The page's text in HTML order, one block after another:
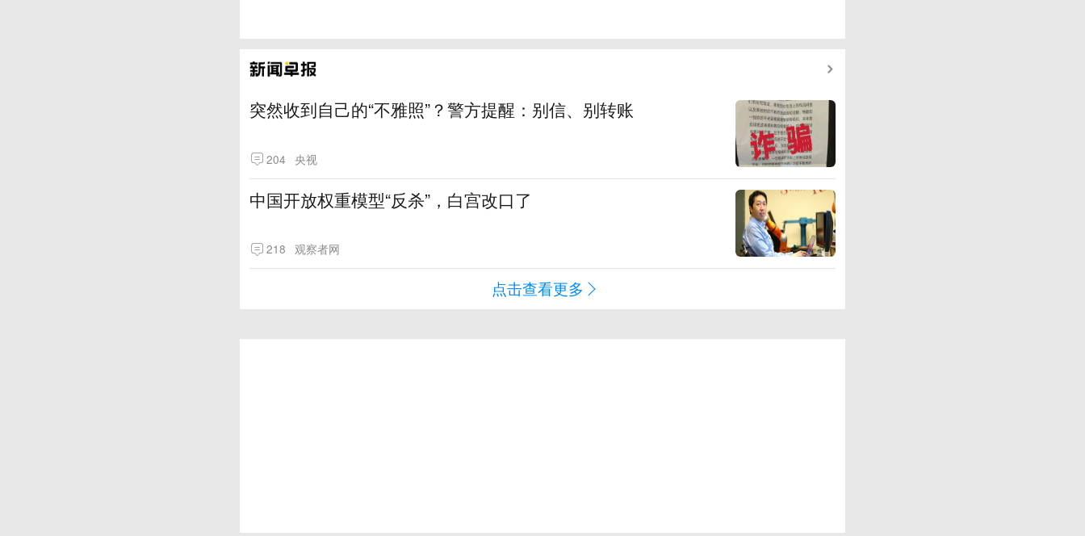
突然收到自己的“不雅照”？警方提醒：别信、别转账
204 央视
中国开放权重模型“反杀”，白宫改口了
218 观察者网
点击查看更多